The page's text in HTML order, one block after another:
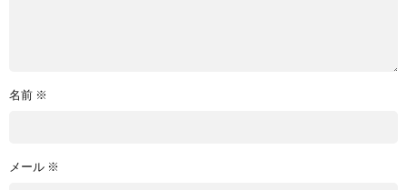
名前 ※
メール ※